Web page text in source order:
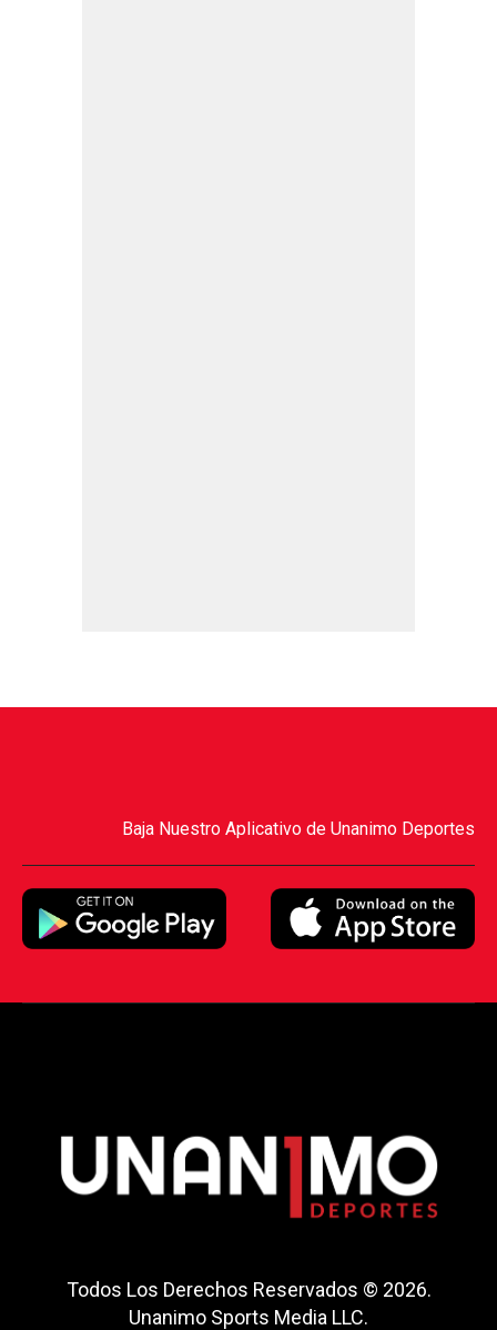
Baja Nuestro Aplicativo de Unanimo Deportes
Todos Los Derechos Reservados © 2026.
Unanimo Sports Media LLC.